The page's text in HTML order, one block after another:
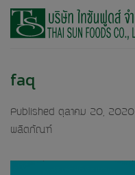
Skip
faq
Published ตุลาคม 20, 2020
ผลิตภัณฑ์